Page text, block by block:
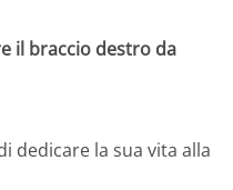
il braccio destro da
dedicare la sua vita alla